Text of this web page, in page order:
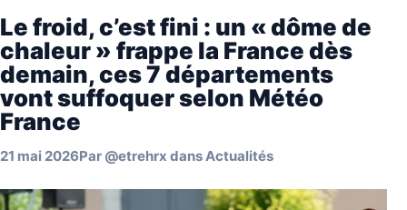
Le froid, c’est fini : un « dôme de
chaleur » frappe la France dès
demain, ces 7 départements
vont suffoquer selon Météo
France
21 mai 2026Par @etrehrx dansActualités